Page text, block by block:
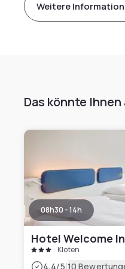
Weitere
Das könnte
08h30 - 14h
Hotel Welcome
Kloten
4.4/5 10